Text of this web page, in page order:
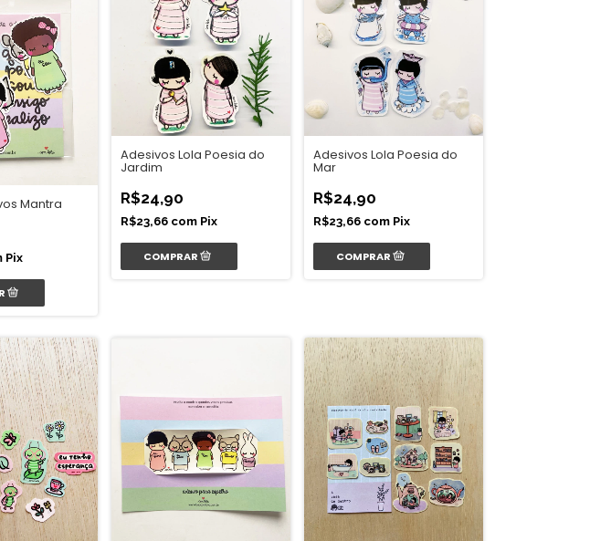
Mantra
Pix
Adesivos Lola Poesia do
Jardim
R$24,90
R$23,66 com Pix
Adesivos Lola Poesia do
Mar
R$24,90
R$23,66 com Pix